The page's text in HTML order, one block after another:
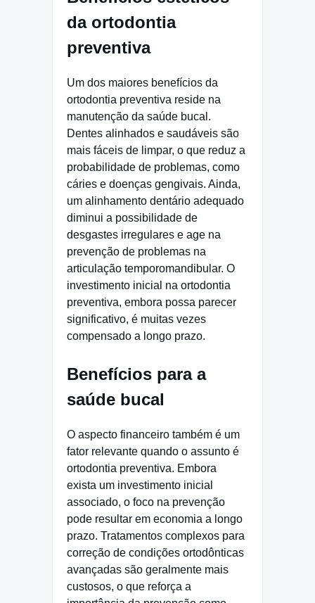
da ortodontia
preventiva
Um dos maiores benefícios da
ortodontia preventiva reside na
manutenção da saúde bucal.
Dentes alinhados e saudáveis são
mais fáceis de limpar, o que reduz a
probabilidade de problemas, como
cáries e doenças gengivais. Ainda,
um alinhamento dentário adequado
diminui a possibilidade de
desgastes irregulares e age na
prevenção de problemas na
articulação temporomandibular. O
investimento inicial na ortodontia
preventiva, embora possa parecer
significativo, é muitas vezes
compensado a longo prazo.
Benefícios para a
saúde bucal
O aspecto financeiro também é um
fator relevante quando o assunto é
ortodontia preventiva. Embora
exista um investimento inicial
associado, o foco na prevenção
pode resultar em economia a longo
prazo. Tratamentos complexos para
correção de condições ortodônticas
avançadas são geralmente mais
custosos, o que reforça a